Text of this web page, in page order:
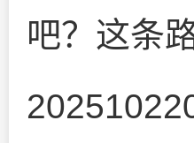
吧？这条